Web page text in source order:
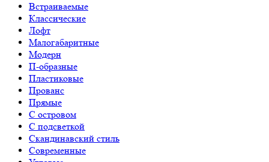
Встраиваемые
Классические
Лофт
Малогабаритные
Модерн
П-образные
Пластиковые
Прованс
Прямые
С островом
С подсветкой
Скандинавский стиль
Современные